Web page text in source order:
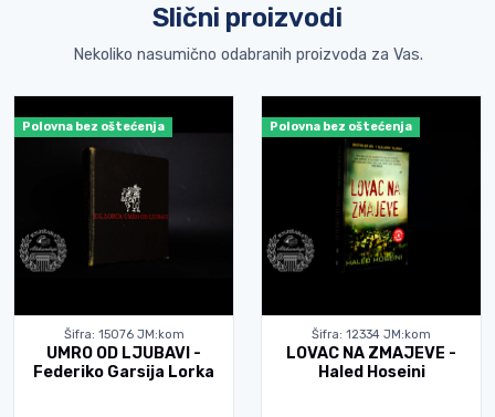
Slični proizvodi
Nekoliko nasumično odabranih proizvoda za Vas.
Polovna bez oštećenja
Šifra: 15076 JM:kom
UMRO OD LJUBAVI -
Federiko Garsija Lorka
Polovna bez oštećenja
Šifra: 12334 JM:kom
LOVAC NA ZMAJEVE -
Haled Hoseini